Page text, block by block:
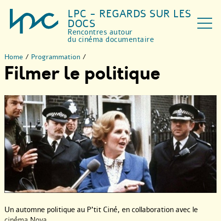
LPC - REGARDS SUR LES
DOCS
Rencontres autour
du cinéma documentaire
Home / Programmation /
Filmer le politique
Un automne politique au P’tit Ciné, en collaboration avec le